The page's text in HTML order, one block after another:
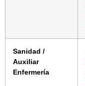
Sanidad /
Auxiliar
Enfermería